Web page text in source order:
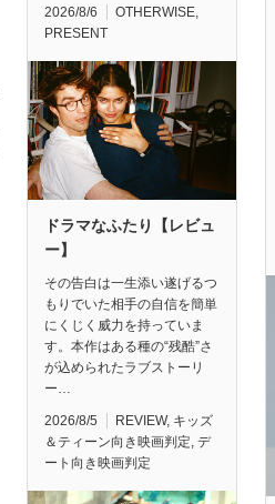
2026/8/6 OTHERWISE
PRESENT
ドラマなふたり【レビュ
ー】
その告白は一生添い遂げるつ
もりでいた相手の自信を簡単
にくじく威力を持っていま
す。本作はある種の“残酷”さ
が込められたラブストーリ
ー…
2026/8/5 REVIEW, キッズ
＆ティーン向き映画判定, デ
ート向き映画判定